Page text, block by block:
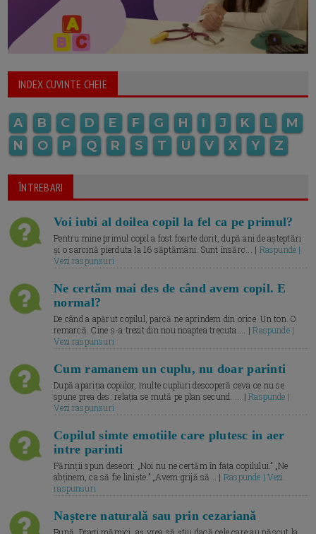
INDEX CUVINTE CHEIE
A B C D E F G H I J K L
M
N
O P Q R S T U V X Y Z
ÎNTREBARI
Voi iubi al doilea copil la fel ca pe primul?
Pentru mine primul copil a fost foarte dorit, după ani de așteptări
și o sarcină pierduta la 16 săptămâni. Sunt însărc... | Raspunde |
Vezi raspunsuri
Ne certăm mai des de când avem copil. E
normal?
De când a apărut copilul, parcă ne aprindem din orice. Un ton. O
remarcă. Cine s-a trezit din nou noaptea trecuta.... |Raspunde |
Vezi raspunsuri
Cum ramanem un cuplu, nu doar parinti
După apariția copiilor, multe cupluri descoperă ceva ce nu se
spune prea des: relația se mută pe plan secund. ... |Raspunde |
Vezi raspunsuri
Copilul simte emotiile care plutesc in aer
intre parinti
Părinții spun deseori: „Noi nu ne certăm în fața copilului.” „Ne
abținem, ca să fie liniște.” „Avem grijă să... | Raspunde | Vezi
raspunsuri
Naștere naturală sau prin cezariană